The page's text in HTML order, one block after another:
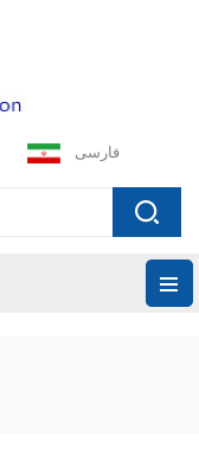
فارسی